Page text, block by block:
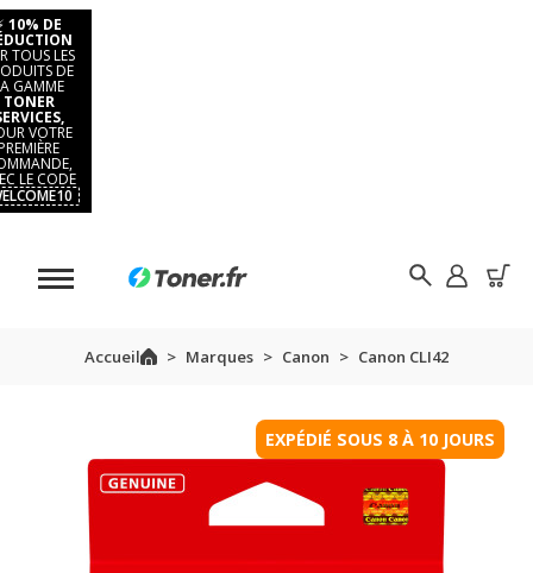
10% DE
TOUS LES
DE
GAMME
TONER
VOTRE
LE CODE
Accueil Marques Canon Canon CLI42
EXPÉDIÉ SOUS 8 À 10 JOURS